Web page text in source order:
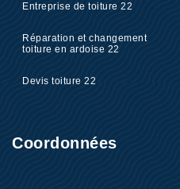
Entreprise de toiture 22
Réparation et changement
toiture en ardoise 22
Devis toiture 22
Coordonnées